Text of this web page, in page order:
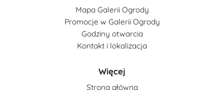
Mapa Galerii Ogrody
Promocje w Galerii Ogrody
Godziny otwarcia
Kontakt i lokalizacja
Więcej
Strona główna